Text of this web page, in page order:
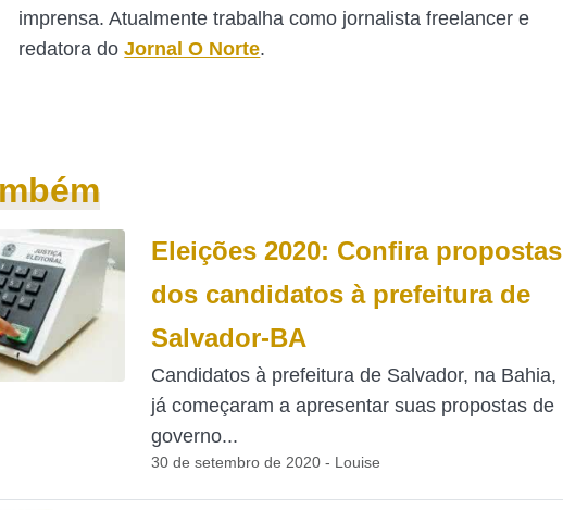
imprensa. Atualmente trabalha como jornalista freelancer e
redatora doJornal O Norte.
Eleições 2020: Confira propostas
dos candidatos à prefeitura de
Salvador-BA
Candidatos à prefeitura de Salvador, na Bahia,
já começaram a apresentar suas propostas de
governo...
30 de setembro de 2020 - Louise